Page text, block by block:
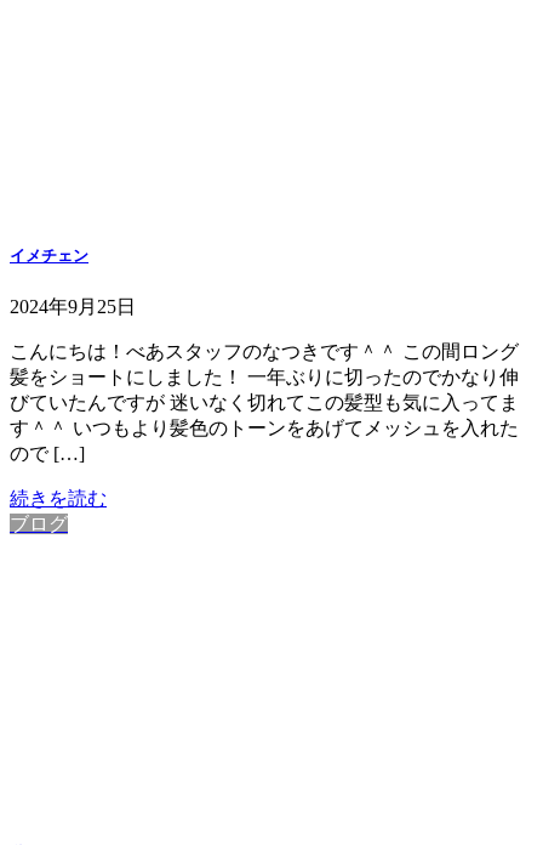
イメチェン
2024年9月25日
こんにちは！べあスタッフのなつきです＾＾ この間ロング
髪をショートにしました！ 一年ぶりに切ったのでかなり伸
びていたんですが 迷いなく切れてこの髪型も気に入ってま
す＾＾ いつもより髪色のトーンをあげてメッシュを入れた
ので […]
続きを読む
ブログ